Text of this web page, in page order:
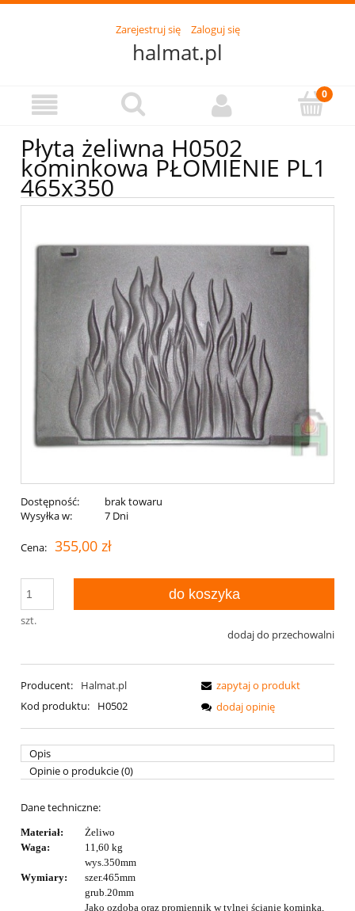
Zarejestruj się Zaloguj się
halmat.pl
Płyta żeliwna H0502
kominkowa PŁOMIENIE PL1
465x350
Dostępność:
brak towaru
Wysyłka w:
7 Dni
Cena: 355,00 zł
szt.
do koszyka
dodaj do przechowalni
Producent:
Halmat.pl
Kod produktu:
H0502
zapytaj o produkt
dodaj opinię
Opis
Opinie o produkcie (0)
Dane techniczne:
Materiał:
Żeliwo
Waga:
11,60 kg
Wymiary:
wys.350mm
szer.465mm
grub.20mm
Jako ozdoba oraz promiennik w tylnej ścianie kominka,